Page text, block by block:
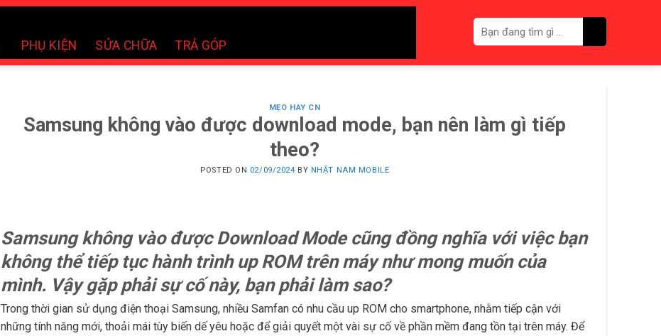
PHỤ KIỆN SỬA CHỮA TRẢ GÓP
MẸO HAY CN
Samsung không vào được download mode, bạn nên làm gì tiếp
theo?
POSTED ON 02/09/2024 BY NHẬT NAM MOBILE
Samsung không vào được Download Mode cũng đồng nghĩa với việc bạn
không thể tiếp tục hành trình up ROM trên máy như mong muốn của
mình. Vậy gặp phải sự cố này, bạn phải làm sao?
Trong thời gian sử dụng điện thoại Samsung, nhiều Samfan có nhu cầu up ROM cho smartphone, nhằm tiếp cận với
những tính năng mới, thoải mái tùy biến dế yêu hoặc để giải quyết một vài sự cố về phần mềm đang tồn tại trên máy. Để